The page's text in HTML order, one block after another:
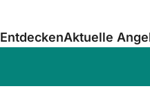
EntdeckenAktuelle